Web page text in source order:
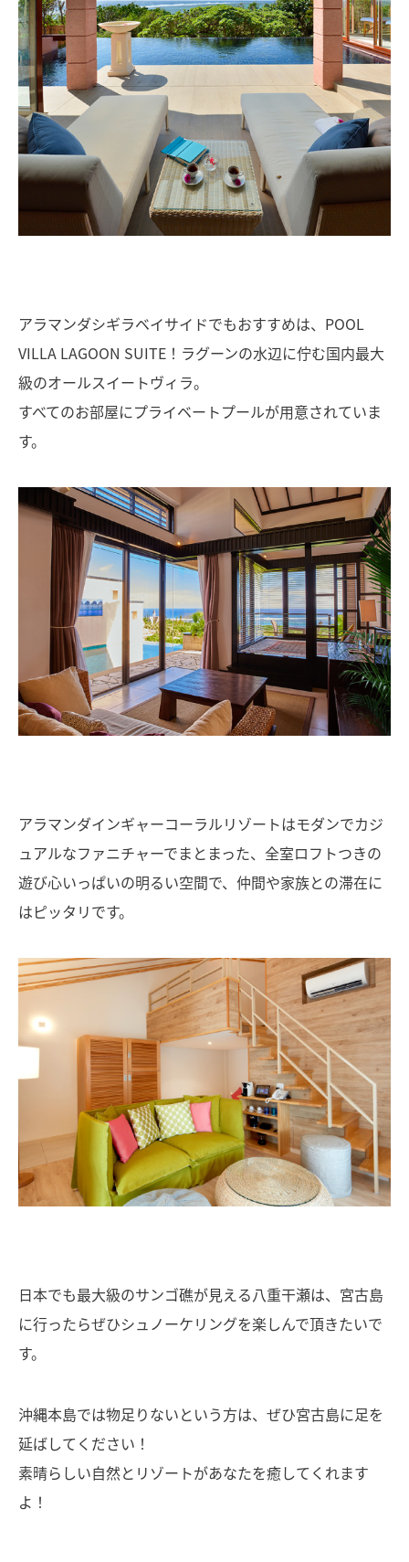
アラマンダシギラベイサイドでもおすすめは、POOL
VILLA LAGOON SUITE！ラグーンの水辺に佇む国内最大
級のオールスイートヴィラ。
すべてのお部屋にプライベートプールが用意されていま
す。
アラマンダインギャーコーラルリゾートはモダンでカジ
ュアルなファニチャーでまとまった、全室ロフトつきの
遊び心いっぱいの明るい空間で、仲間や家族との滞在に
はピッタリです。
日本でも最大級のサンゴ礁が見える八重干瀬は、宮古島
に行ったらぜひシュノーケリングを楽しんで頂きたいで
す。
沖縄本島では物足りないという方は、ぜひ宮古島に足を
延ばしてください！
素晴らしい自然とリゾートがあなたを癒してくれます
よ！